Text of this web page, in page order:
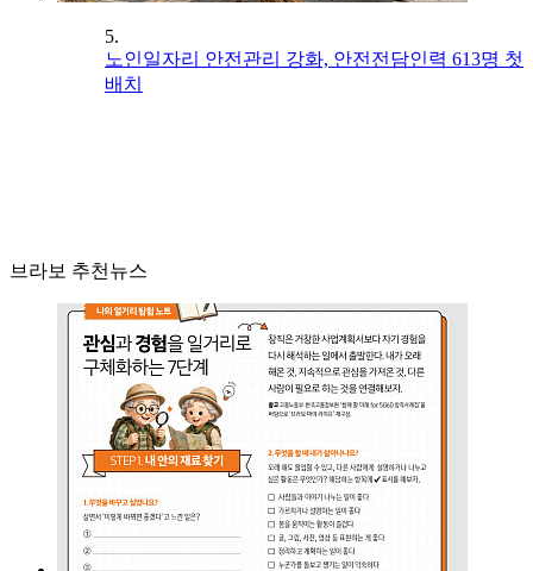
5.
노인일자리 안전관리 강화, 안전전담인력 613명 첫
배치
브라보 추천뉴스